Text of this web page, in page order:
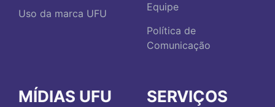
Uso da marca UFU
Equipe
Política de
Comunicação
MÍDIAS UFU SERVIÇOS